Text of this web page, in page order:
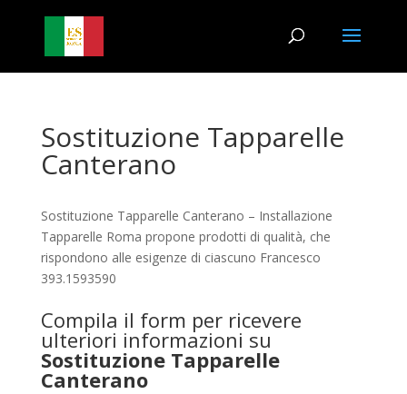
Sostituzione Tapparelle
Canterano
Sostituzione Tapparelle Canterano – Installazione
Tapparelle Roma propone prodotti di qualità, che
rispondono alle esigenze di ciascuno Francesco
393.1593590
Compila il form per ricevere
ulteriori informazioni su
Sostituzione Tapparelle
Canterano